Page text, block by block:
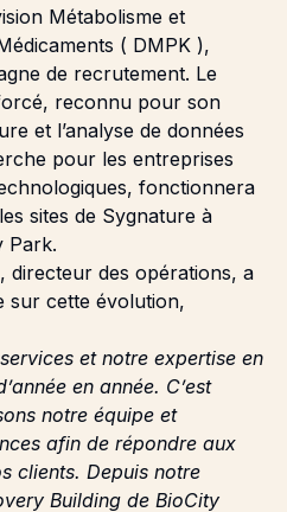
Métabolisme et
( DMPK ),
de recrutement. Le
reconnu pour son
et l’analyse de données
pour les entreprises
fonctionnera
sites de Sygnature à
Park.
directeur des opérations, a
sur cette évolution,
et notre expertise en
en année. C’est
notre équipe et
afin de répondre aux
clients. Depuis notre
Building de BioCity